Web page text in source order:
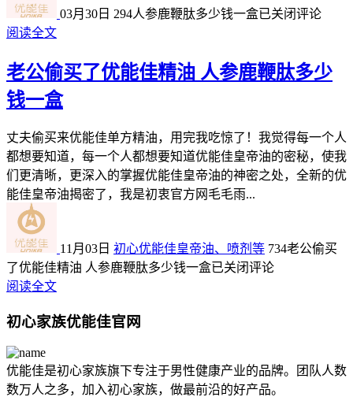
03月30日 294人参鹿鞭肽多少钱一盒已关闭评论
阅读全文
老公偷买了优能佳精油 人参鹿鞭肽多少
钱一盒
丈夫偷买来优能佳单方精油，用完我吃惊了！我觉得每一个人
都想要知道，每一个人都想要知道优能佳皇帝油的密秘，使我
们更清晰，更深入的掌握优能佳皇帝油的神密之处，全新的优
能佳皇帝油揭密了，我是初衷官方网毛毛雨...
11月03日 初心优能佳皇帝油、喷剂等 734老公偷买
了优能佳精油 人参鹿鞭肽多少钱一盒已关闭评论
阅读全文
初心家族优能佳官网
优能佳是初心家族旗下专注于男性健康产业的品牌。团队人数
数万人之多，加入初心家族，做最前沿的好产品。